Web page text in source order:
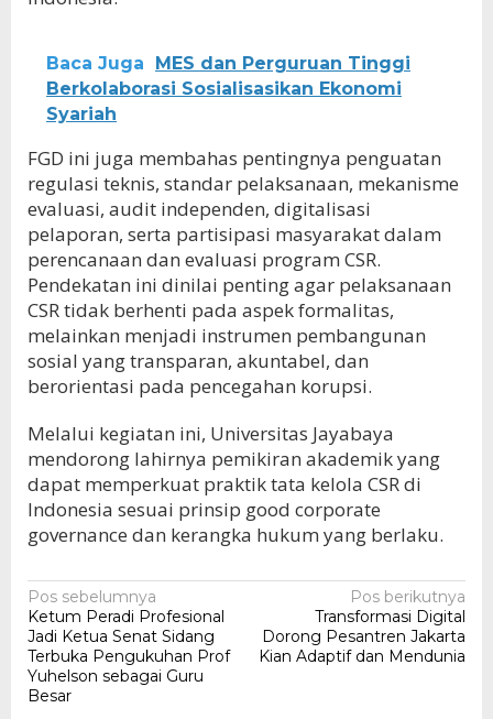
Baca Juga
MES dan Perguruan Tinggi
Berkolaborasi Sosialisasikan Ekonomi
Syariah
FGD ini juga membahas pentingnya penguatan
regulasi teknis, standar pelaksanaan, mekanisme
evaluasi, audit independen, digitalisasi
pelaporan, serta partisipasi masyarakat dalam
perencanaan dan evaluasi program CSR.
Pendekatan ini dinilai penting agar pelaksanaan
CSR tidak berhenti pada aspek formalitas,
melainkan menjadi instrumen pembangunan
sosial yang transparan, akuntabel, dan
berorientasi pada pencegahan korupsi.
Melalui kegiatan ini, Universitas Jayabaya
mendorong lahirnya pemikiran akademik yang
dapat memperkuat praktik tata kelola CSR di
Indonesia sesuai prinsip good corporate
governance dan kerangka hukum yang berlaku.
Navigasi
pos
Pos sebelumnya
Ketum Peradi Profesional
Jadi Ketua Senat Sidang
Terbuka Pengukuhan Prof
Yuhelson sebagai Guru
Besar
Pos berikutnya
Transformasi Digital
Dorong Pesantren Jakarta
Kian Adaptif dan Mendunia